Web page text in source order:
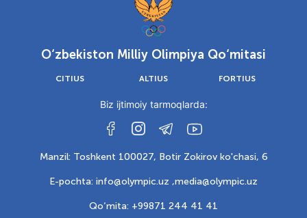
O‘zbekiston Milliy Olimpiya Qo‘mitasi
CITIUS ALTIUS FORTIUS
Biz ijtimoiy tarmoqlarda:
Manzil: Toshkent 100027, Botir Zokirov ko'chasi, 6
E-pochta: info@olympic.uz ,media@olympic.uz
Qo‘mita: +99871 244 41 41